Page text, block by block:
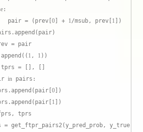
:
pair = (prev[
0] + 1 /msub, prev[1 ])
= pair
1 , 1 ))
= [], []
in pairs:
0])
1 ])
tprs
get_ftpr_pairs2(y_pred_prob, y_true)